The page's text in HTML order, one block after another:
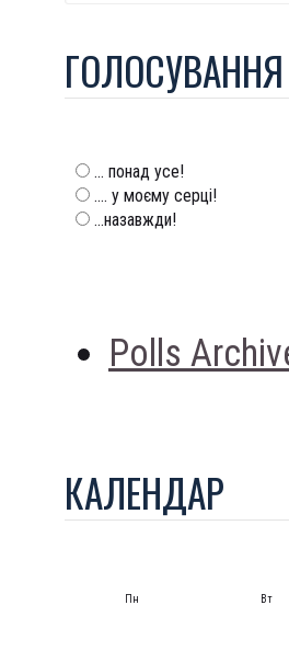
ГОЛОСУВАННЯ
... понад усе!
.... у моєму серці!
...назавжди!
Polls
КАЛЕНДАР
Пн Вт